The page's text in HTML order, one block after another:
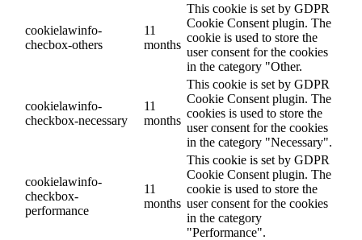
cookielawinfo-
checbox-others
11
months
This cookie is set by GDPR
Cookie Consent plugin. The
cookie is used to store the
user consent for the cookies
in the category "Other.
cookielawinfo-
checkbox-necessary
11
months
This cookie is set by GDPR
Cookie Consent plugin. The
cookies is used to store the
user consent for the cookies
in the category "Necessary".
cookielawinfo-
checkbox-
performance
11
months
This cookie is set by GDPR
Cookie Consent plugin. The
cookie is used to store the
user consent for the cookies
in the category
"Performance".